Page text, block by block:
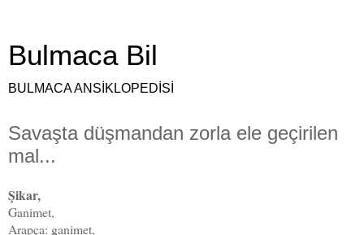
Bulmaca Bil
BULMACA ANSİKLOPEDİSİ
Savaşta düşmandan zorla ele geçirilen
mal...
Şikar,
Ganimet,
Arapça: ganimet,